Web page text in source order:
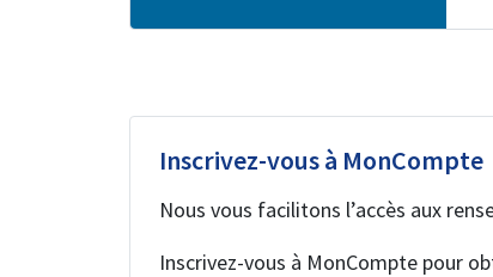
Inscrivez-vous à MonCompte
Nous vous facilitons l’accès aux
Inscrivez-vous à MonCompte pour